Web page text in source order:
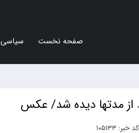
صفحه نخست سیاسی
از مدتها دیده شد/ عکس
|کد خبر: ۱۰۵۱۳۳